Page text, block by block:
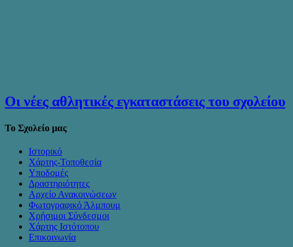
Οι νέες αθλητικές εγκαταστάσεις του σχολείου
Το Σχολείο μας
Ιστορικό
Χάρτης-Τοποθεσία
Υποδομές
Δραστηριότητες
Αρχείο Ανακοινώσεων
Φωτογραφικό Άλμπουμ
Χρήσιμοι Σύνδεσμοι
Χάρτης Ιστότοπου
Επικοινωνία